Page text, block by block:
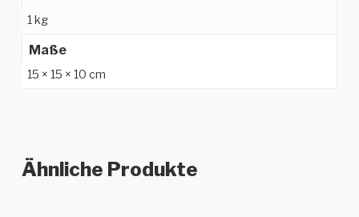
1 kg
Maße
15 × 15 × 10 cm
Ähnliche Produkte